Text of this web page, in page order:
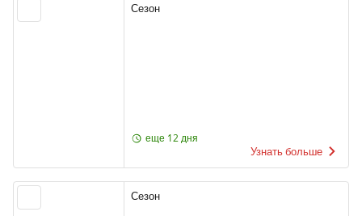
Сезон
еще 12 дня
Узнать больше
Сезон